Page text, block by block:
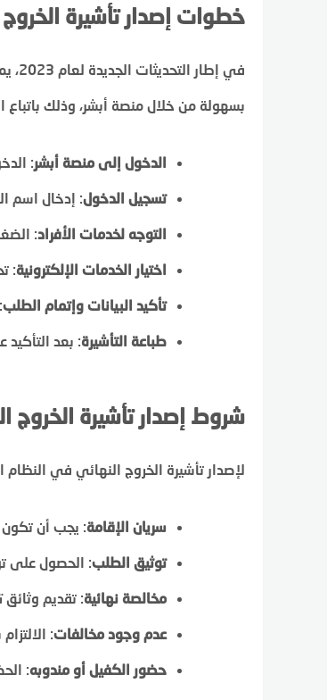
خطوات إصدار تأشيرة
في
بسهولة من خلال منصة أبشر، وذلك باتباع
الدخول إلى منصة أبشر:
تسجيل الدخول: إدخال اسم
التوجه لخدمات الأفراد:
اختيار الخدمات الإلكترونية:
تأكيد البيانات وإتمام الطلب
طباعة التأشيرة: بعد
شروط إصدار تأشيرة الخروج
لإصدار تأشيرة الخروج النهائي في النظام
سريان الإقامة: يجب أن تكون
توثيق الطلب: الحصول على
مخالصة نهائية: تقديم وثائق
عدم وجود مخالفات:
حضور الكفيل أو مندوبه: